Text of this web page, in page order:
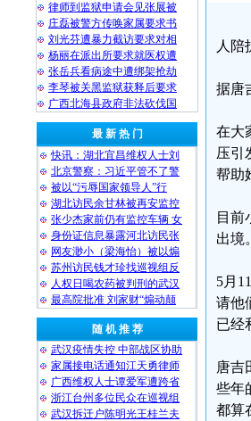
律师到监狱申请会见张展被
庄磊被警方传唤家属要求书
刘光芬遭暴力截访要求对相
杨丽在派出所要求就医权遭
张岳兵看病途中遭绑架抢劫
李琴被关黑监狱获释后要求
广西北海县政府非法砍伐国
最 新 热 门
快讯：湖北宜昌维权人士刘
北京警察：习近平管不了警
被以“污辱国家领导人”行
湖北访民余甘林被再安监控
张少杰家前仍有监控车辆 女
身份证信息暴露河北访民张
网友渺小（梁海怡）被以煽
苏州访民钱才珍找巡视组反
人权日喝农药被判刑的武汉
最高院批准 刘家财“煽动颠
随 机 推 荐
武汉疫情失控 中部战区协助
家属接电话通知江天勇律师
广西维权人士谭爱军遭跨省
浙江台州多位民众在巡视组
武汉拆迁户陈明光王桂兰夫
人陪
据唐
在大
压引
帮助
目前
出境。
5月
请他
已经
唐吉
些年
都算